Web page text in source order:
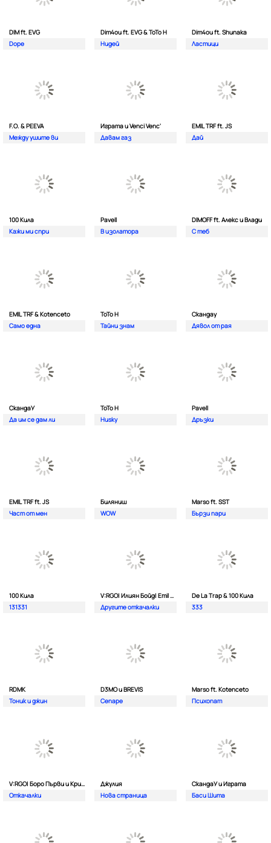
DIM ft. EVG
Dope
Dim4ou ft. EVG & ToTo H
Нидей
Dim4ou ft. Shunaka
Ластици
F.O. & PEEVA
Между ушите ви
Играта и Venci Venc'
Давам газ
EMIL TRF ft. JS
Дай
100 Кила
Кажи ми спри
Pavell
В изолатора
DIMOFF ft. Алекс и Влади
С теб
EMIL TRF & Kotenceto
Само една
ТоТо Н
Тайни знам
Скандау
Дявол от рая
СкандаУ
Да им се дам ли
ToTo H
Husky
Pavell
Дръзки
EMIL TRF ft. JS
Част от мен
Биляниш
WOW
Marso ft. SST
Бързи пари
100 Кила
131331
V:RGO| Илиян Бойд| Emil TRF| Dim4oU и Aтанас Колев
Другите откачалки
De La Trap & 100 Кила
333
RDMK
Тоник и джин
D3MO и BREVIS
Сепаре
Marso ft. Kotenceto
Психопат
V:RGO| Боро Първи и Криско
Откачалки
Джулия
Нова страница
СкандаУ и Играта
Баси Шита